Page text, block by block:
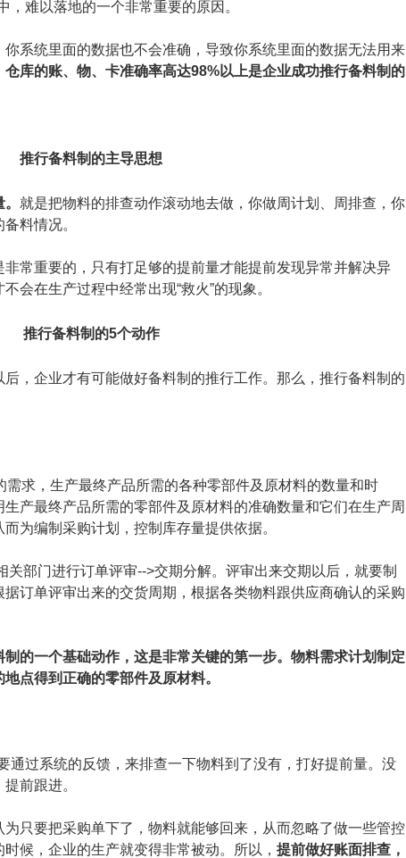
难以落地的一个非常重要的原因。
系统里面的数据也不会准确，导致你系统里面的数据无法用来
仓库的账、物、卡准确率高达98%以上是企业成功推行备料制的
推行备料制的主导思想
就是把物料的排查动作滚动地去做，你做周计划、周排查，你
料情况。
常重要的，只有打足够的提前量才能提前发现异常并解决异
会在生产过程中经常出现“救火”的现象。
推行备料制的5个动作
，企业才有可能做好备料制的推行工作。那么，推行备料制的
需求，生产最终产品所需的各种零部件及原材料的数量和时
产最终产品所需的零部件及原材料的准确数量和它们在生产周
为编制采购计划，控制库存量提供依据。
部门进行订单评审-->交期分解。评审出来交期以后，就要制
订单评审出来的交货周期，根据各类物料跟供应商确认的采购
的一个基础动作，这是非常关键的第一步。物料需求计划制定
点得到正确的零部件及原材料。
通过系统的反馈，来排查一下物料到了没有，打好提前量。没
前跟进。
只要把采购单下了，物料就能够回来，从而忽略了做一些管控
候，企业的生产就变得非常被动。所以， 提前做好账面排查，